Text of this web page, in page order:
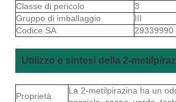
Classe di pericolo
3
Gruppo di imballaggio
III
Codice SA
29339990
Utilizzo e sintesi della 2-
Proprietà
La 2-metilpirazina ha un